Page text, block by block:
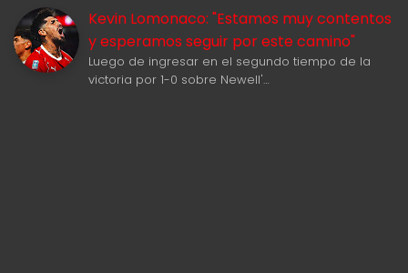
Kevin Lomonaco: "Estamos muy contentos
y esperamos seguir por este camino"
Luego de ingresar en el segundo tiempo de la
victoria por 1-0 sobre Newell'…